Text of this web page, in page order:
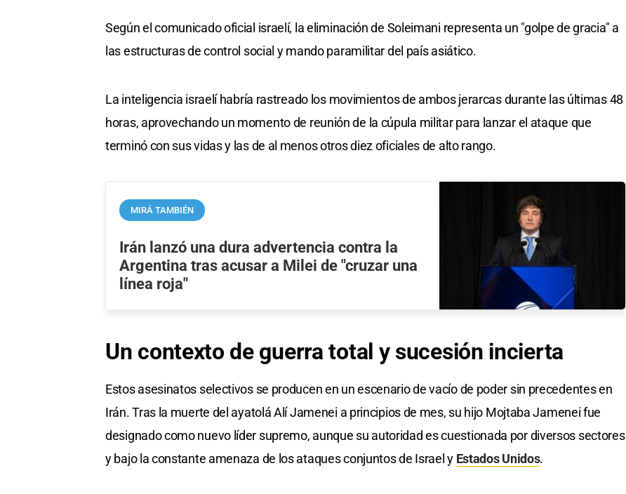
Según el comunicado oficial israelí, la eliminación de Soleimani representa un "golpe de gracia" a
las estructuras de control social y mando paramilitar del país asiático.
La inteligencia israelí habría rastreado los movimientos de ambos jerarcas durante las últimas 48
horas, aprovechando un momento de reunión de la cúpula militar para lanzar el ataque que
terminó con sus vidas y las de al menos otros diez oficiales de alto rango.
MIRÁ TAMBIÉN
Irán lanzó una dura advertencia contra la
Argentina tras acusar a Milei de "cruzar una
línea roja"
Un contexto de guerra total y sucesión incierta
Estos asesinatos selectivos se producen en un escenario de vacío de poder sin precedentes en
Irán. Tras la muerte del ayatolá Alí Jamenei a principios de mes, su hijo Mojtaba Jamenei fue
designado como nuevo líder supremo, aunque su autoridad es cuestionada por diversos sectores
y bajo la constante amenaza de los ataques conjuntos de Israel y Estados Unidos.